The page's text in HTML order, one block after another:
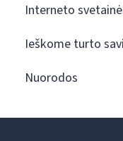
Interneto
Ieškome turto
Nuorodos